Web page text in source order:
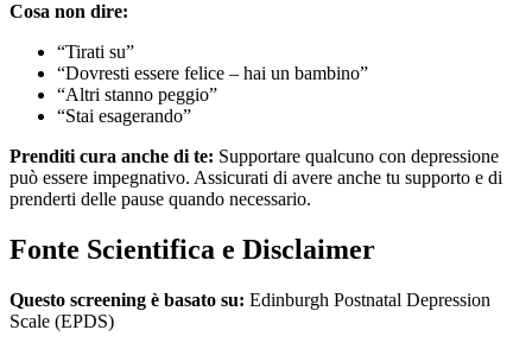
Cosa non dire:
“Tirati su”
“Dovresti essere felice – hai un bambino”
“Altri stanno peggio”
“Stai esagerando”
Prenditi cura anche di te: Supportare qualcuno con depressione
può essere impegnativo. Assicurati di avere anche tu supporto e di
prenderti delle pause quando necessario.
Fonte Scientifica e Disclaimer
Questo screening è basato su: Edinburgh Postnatal Depression
Scale (EPDS)